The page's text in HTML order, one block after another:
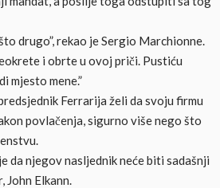
drugo”, rekao je Sergio Marchionne.
i obrte u ovoj priči. Pustiću
mjesto mene.”
Ferrarija želi da svoju firmu
povlačenja, sigurno više nego što
da njegov nasljednik neće biti sadašnji
John Elkann.